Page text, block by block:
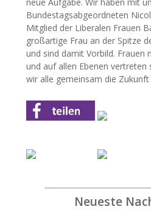
Bundestagsabgeordneten
Mitglied der Liberalen Frauen
großartige Frau an der Spitze
und sind damit Vorbild. Frauen
und auf allen Ebenen vertreten
wir alle gemeinsam die Zukunft
Neueste